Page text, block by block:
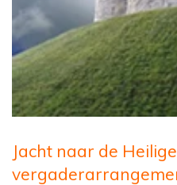
Jacht naar de